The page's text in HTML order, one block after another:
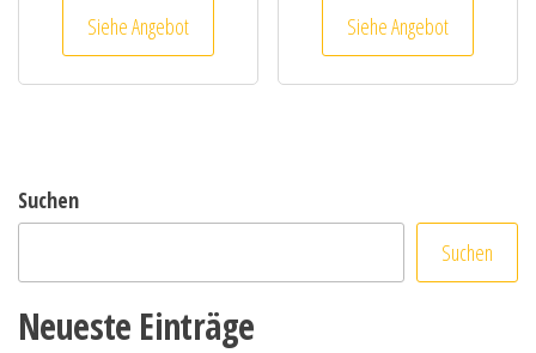
Siehe Angebot Siehe Angebot
Suchen
Suchen
Neueste Einträge